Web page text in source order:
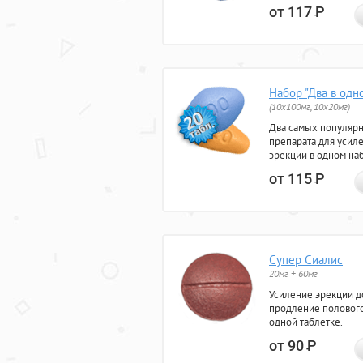
от 117Р
Набор "Два в
(10x100мг, 10x20мг)
Два самых
препарата для
эрекции в одном
от 115Р
Супер Сиалис
20мг + 60мг
Усиление эрекции
продление
одной таблетке.
от 90Р